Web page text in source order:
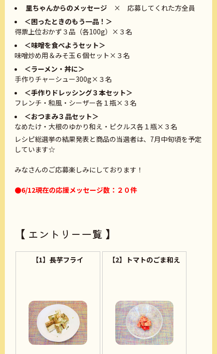
里ちゃんからのメッセージ × 応募してくれた方全員
＜困ったときのもう一品！＞
得票上位おかず３品（各100g）×３名
＜味噌を食べようセット＞
味噌炒め用＆みそ玉６個セット×３名
＜ラーメン・丼に＞
手作りチャーシュー300g×３名
＜手作りドレッシング３本セット＞
フレンチ・和風・シーザー各１瓶×３名
＜おつまみ３品セット＞
なめたけ・大根のゆかり和え・ピクルス各１瓶×３名
レシピ総選挙の結果発表と商品の当選者は、7月中旬頃を予定
しています☆
みなさんのご応募楽しみにしております！
●6/12現在の応援メッセージ数：２０件
【 エントリー一覧 】
【1】長芋フライ 【2】トマトのごま和え